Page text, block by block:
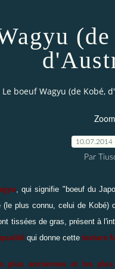
Le boeuf Wagyu (de Kobé,
Zoom
10.07.2014
Par
, qui signifie "boeuf du
plus connu, celui de Kobé)
tissées de gras, présent à
qui donne cette texture
plus anciennes et les plus